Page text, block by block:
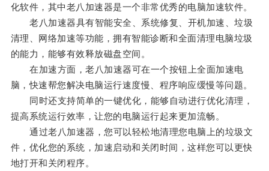
化软件，其中老八加速器是一个非常优秀的电脑加速软件。
老八加速器具有智能安全、系统修复、开机加速、垃圾
清理、网络加速等功能，拥有智能诊断和全面清理电脑垃圾
的能力，能够有效释放磁盘空间。
在加速方面，老八加速器可在一个按钮上全面加速电
脑，快速帮您解决电脑运行速度慢、程序响应缓慢等问题。
同时还支持简单的一键优化，能够自动进行优化清理，
提高系统运行效率，让您的电脑运行起来更加流畅。
通过老八加速器，您可以轻松地清理您电脑上的垃圾文
件，优化您的系统，加速启动和关闭时间，这样您可以更快
地打开和关闭程序。